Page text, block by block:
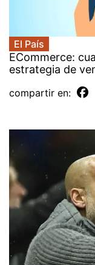
El País
ECommerce:
estrategia de
compartir en: